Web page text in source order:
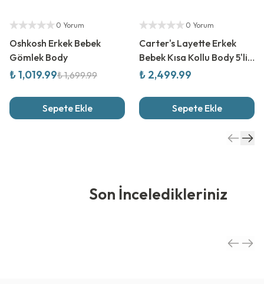
Yetkili Satıcı
0 Yorum
Oshkosh Erkek Bebek
Gömlek Body
₺ 1,019.99₺ 1,699.99
Sepete Ekle
0 Yorum
Carter's Layette Erkek
Bebek Kısa Kollu Body 5'li
Paket
₺ 2,499.99
Sepete Ekle
Son İnceledikleriniz